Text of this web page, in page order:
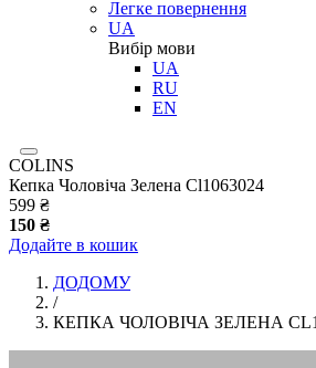
Легке повернення
UA
Вибір мови
UA
RU
EN
COLINS
Кепка Чоловіча Зелена Cl1063024
599 ₴
150 ₴
Додайте в кошик
ДОДОМУ
/
КЕПКА ЧОЛОВІЧА ЗЕЛЕНА